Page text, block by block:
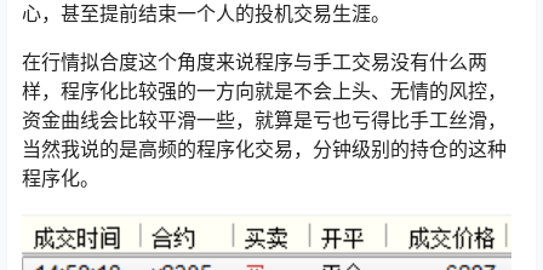
心，甚至提前结束一个人的投机交易生涯。
在行情拟合度这个角度来说程序与手工交易没有什么两
样，程序化比较强的一方向就是不会上头、无情的风控，
资金曲线会比较平滑一些，就算是亏也亏得比手工丝滑，
当然我说的是高频的程序化交易，分钟级别的持仓的这种
程序化。